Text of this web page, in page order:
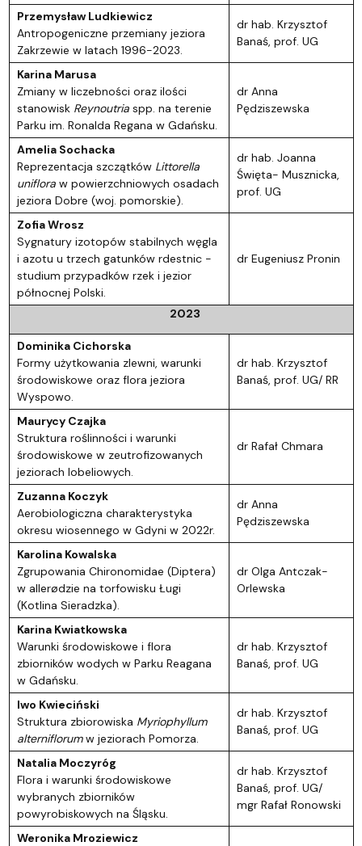
Przemysław Ludkiewicz
Antropogeniczne przemiany jeziora
Zakrzewie w latach 1996-2023.
dr hab. Krzysztof
Banaś, prof. UG
Karina Marusa
Zmiany w liczebności oraz ilości
stanowisk Reynoutria spp. na terenie
Parku im. Ronalda Regana w Gdańsku.
dr Anna
Pędziszewska
Amelia Sochacka
Reprezentacja szczątków Littorella
unifloraw powierzchniowych osadach
jeziora Dobre (woj. pomorskie).
dr hab. Joanna
Święta- Musznicka,
prof. UG
Zofia Wrosz
Sygnatury izotopów stabilnych węgla
i azotu u trzech gatunków rdestnic -
studium przypadków rzek i jezior
północnej Polski.
dr Eugeniusz Pronin
2023
Dominika Cichorska
Formy użytkowania zlewni, warunki
środowiskowe oraz flora jeziora
Wyspowo.
dr hab. Krzysztof
Banaś, prof. UG/ RR
Maurycy Czajka
Struktura roślinności i warunki
środowiskowe w zeutrofizowanych
jeziorach lobeliowych.
dr Rafał Chmara
Zuzanna Koczyk
Aerobiologiczna charakterystyka
okresu wiosennego w Gdyni w 2022r.
dr Anna
Pędziszewska
Karolina Kowalska
Zgrupowania Chironomidae (Diptera)
w allerødzie na torfowisku Ługi
(Kotlina Sieradzka).
dr Olga Antczak-
Orlewska
Karina Kwiatkowska
Warunki środowiskowe i flora
zbiorników wodych w Parku Reagana
w Gdańsku.
dr hab. Krzysztof
Banaś, prof. UG
Iwo Kwieciński
Struktura zbiorowiska Myriophyllum
alterniflorumw jeziorach Pomorza.
dr hab. Krzysztof
Banaś, prof. UG
Natalia Moczyróg
Flora i warunki środowiskowe
wybranych zbiorników
powyrobiskowych na Śląsku.
dr hab. Krzysztof
Banaś, prof. UG/
mgr Rafał Ronowski
Weronika Mroziewicz